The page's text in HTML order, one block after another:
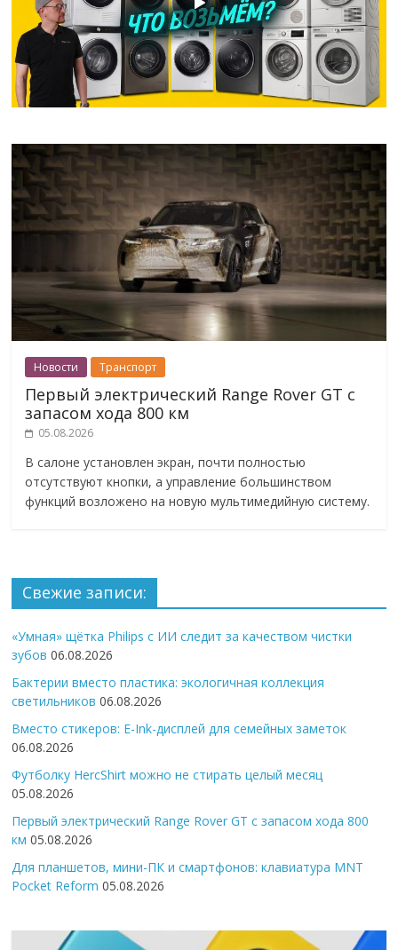
Новости Транспорт
Первый электрический Range Rover GT с
запасом хода 800 км
05.08.2026
В салоне установлен экран, почти полностью
отсутствуют кнопки, а управление большинством
функций возложено на новую мультимедийную систему.
Свежие записи:
«Умная» щётка Philips с ИИ следит за качеством чистки
зубов 06.08.2026
Бактерии вместо пластика: экологичная коллекция
светильников 06.08.2026
Вместо стикеров: E-Ink-дисплей для семейных заметок
06.08.2026
Футболку HercShirt можно не стирать целый месяц
05.08.2026
Первый электрический Range Rover GT с запасом хода 800
км 05.08.2026
Для планшетов, мини-ПК и смартфонов: клавиатура MNT
Pocket Reform 05.08.2026